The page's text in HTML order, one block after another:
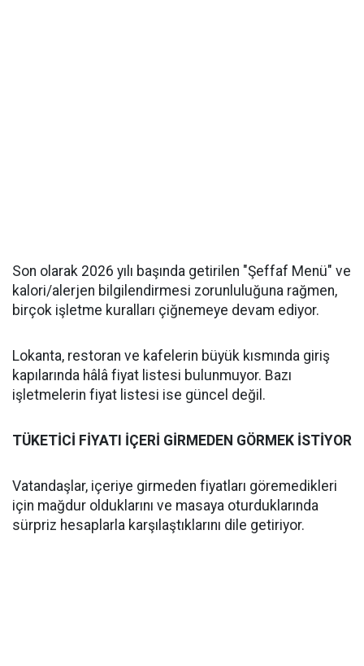
Son olarak 2026 yılı başında getirilen "Şeffaf Menü" ve
kalori/alerjen bilgilendirmesi zorunluluğuna rağmen,
birçok işletme kuralları çiğnemeye devam ediyor.
Lokanta, restoran ve kafelerin büyük kısmında giriş
kapılarında hâlâ fiyat listesi bulunmuyor. Bazı
işletmelerin fiyat listesi ise güncel değil.
TÜKETİCİ FİYATI İÇERİ GİRMEDEN GÖRMEK İSTİYOR
Vatandaşlar, içeriye girmeden fiyatları göremedikleri
için mağdur olduklarını ve masaya oturduklarında
sürpriz hesaplarla karşılaştıklarını dile getiriyor.